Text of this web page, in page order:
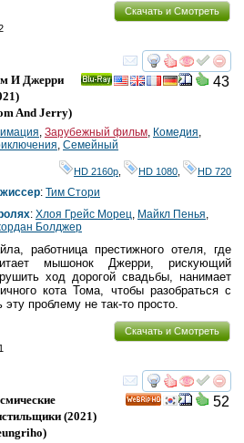
Скачать и Смотреть
смотреть
43
И Джерри
And Jerry)
, Зарубежный фильм, Комедия,
, Семейный
HD 2160р HD 1080 HD 720
: Тим Стори
: Хлоя Грейс Морец, Майкл Пенья,
Болджер
работница престижного отеля, где
мышонок Джерри, рискующий
ход дорогой свадьбы, нанимает
кота Тома, чтобы разобраться с
проблему не так-то просто.
Скачать и Смотреть
смотреть
52
(2021)
)